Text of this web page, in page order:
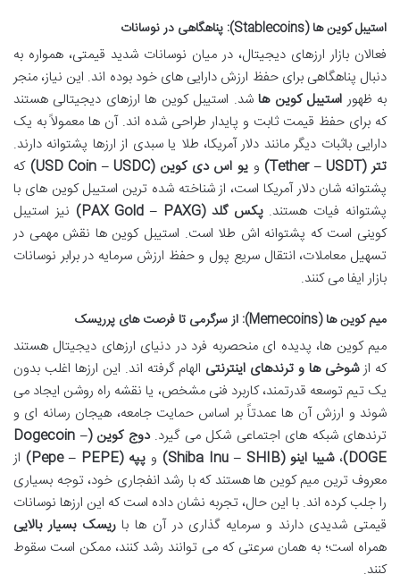
استیبل کوین ها (Stablecoins): پناهگاهی در نوسانات
فعالان بازار ارزهای دیجیتال، در میان نوسانات شدید قیمتی، همواره به
دنبال پناهگاهی برای حفظ ارزش دارایی های خود بوده اند. این نیاز، منجر
به ظهور استیبل کوین هاشد. استیبل کوین ها ارزهای دیجیتالی هستند
که برای حفظ قیمت ثابت و پایدار طراحی شده اند. آن ها معمولاً به یک
دارایی باثبات دیگر مانند دلار آمریکا، طلا یا سبدی از ارزها پشتوانه دارند.
تتر (Tether – USDT)
ویو اس دی کوین (USD Coin – USDC)
که
پشتوانه شان دلار آمریکا است، از شناخته شده ترین استیبل کوین های با
پشتوانه فیات هستند.پکس گلد (PAX Gold – PAXG)
نیز استیبل
کوینی است که پشتوانه اش طلا است. استیبل کوین ها نقش مهمی در
تسهیل معاملات، انتقال سریع پول و حفظ ارزش سرمایه در برابر نوسانات
بازار ایفا می کنند.
میم کوین ها (Memecoins): از سرگرمی تا فرصت های پرریسک
میم کوین ها، پدیده ای منحصربه فرد در دنیای ارزهای دیجیتال هستند
که ازشوخی ها و ترندهای اینترنتی الهام گرفته اند. این ارزها اغلب بدون
یک تیم توسعه قدرتمند، کاربرد فنی مشخص، یا نقشه راه روشن ایجاد می
شوند و ارزش آن ها عمدتاً بر اساس حمایت جامعه، هیجان رسانه ای و
ترندهای شبکه های اجتماعی شکل می گیرد.
دوج کوین (Dogecoin –
DOGE) ،شیبا اینو (Shiba Inu – SHIB) و پپه (Pepe – PEPE)
از
معروف ترین میم کوین ها هستند که با رشد انفجاری خود، توجه بسیاری
را جلب کرده اند. با این حال، تجربه نشان داده است که این ارزها نوسانات
قیمتی شدیدی دارند و سرمایه گذاری در آن ها باریسک بسیار بالایی
همراه است؛ به همان سرعتی که می توانند رشد کنند، ممکن است سقوط
کنند.